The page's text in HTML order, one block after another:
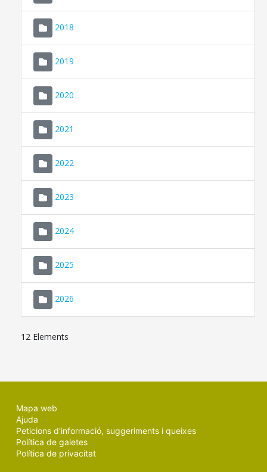
2018
2019
2020
2021
2022
2023
2024
2025
2026
12 Elements
Mapa web
Ajuda
Peticions d'informació, suggeriments i queixes
Política de galetes
Política de privacitat